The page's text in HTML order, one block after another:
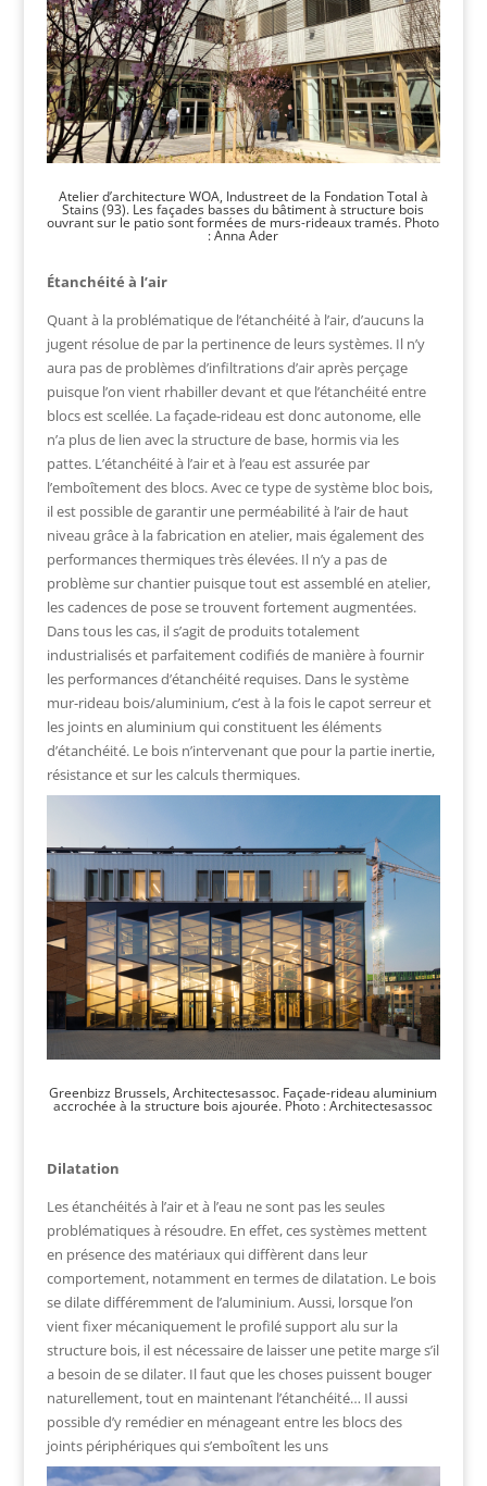
Atelier d’architecture WOA, Industreet de la Fondation Total à
Stains (93). Les façades basses du bâtiment à structure bois
ouvrant sur le patio sont formées de murs-rideaux tramés. Photo
: Anna Ader
Étanchéité à l’air
Quant à la problématique de l’étanchéité à l’air, d’aucuns la
jugent résolue de par la pertinence de leurs systèmes. Il n’y
aura pas de problèmes d’infiltrations d’air après perçage
puisque l’on vient rhabiller devant et que l’étanchéité entre
blocs est scellée. La façade-rideau est donc autonome, elle
n’a plus de lien avec la structure de base, hormis via les
pattes. L’étanchéité à l’air et à l’eau est assurée par
l’emboîtement des blocs. Avec ce type de système bloc bois,
il est possible de garantir une perméabilité à l’air de haut
niveau grâce à la fabrication en atelier, mais également des
performances thermiques très élevées. Il n’y a pas de
problème sur chantier puisque tout est assemblé en atelier,
les cadences de pose se trouvent fortement augmentées.
Dans tous les cas, il s’agit de produits totalement
industrialisés et parfaitement codifiés de manière à fournir
les performances d’étanchéité requises. Dans le système
mur-rideau bois/aluminium, c’est à la fois le capot serreur et
les joints en aluminium qui constituent les éléments
d’étanchéité. Le bois n’intervenant que pour la partie inertie,
résistance et sur les calculs thermiques.
Greenbizz Brussels, Architectesassoc. Façade-rideau aluminium
accrochée à la structure bois ajourée. Photo : Architectesassoc
Dilatation
Les étanchéités à l’air et à l’eau ne sont pas les seules
problématiques à résoudre. En effet, ces systèmes mettent
en présence des matériaux qui diffèrent dans leur
comportement, notamment en termes de dilatation. Le bois
se dilate différemment de l’aluminium. Aussi, lorsque l’on
vient fixer mécaniquement le profilé support alu sur la
structure bois, il est nécessaire de laisser une petite marge s’il
a besoin de se dilater. Il faut que les choses puissent bouger
naturellement, tout en maintenant l’étanchéité… Il aussi
possible d’y remédier en ménageant entre les blocs des
joints périphériques qui s’emboîtent les uns